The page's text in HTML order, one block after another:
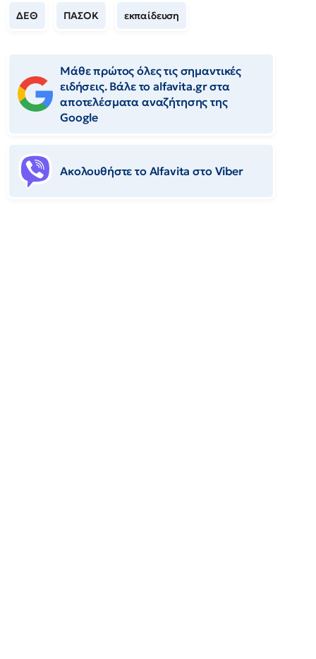
ΔΕΘ ΠΑΣΟΚ εκπαίδευση
Μάθε πρώτος όλες τις σημαντικές
ειδήσεις. Βάλε το alfavita.gr στα
αποτελέσματα αναζήτησης της
Google
Ακολουθήστε το Αlfavita στο Viber